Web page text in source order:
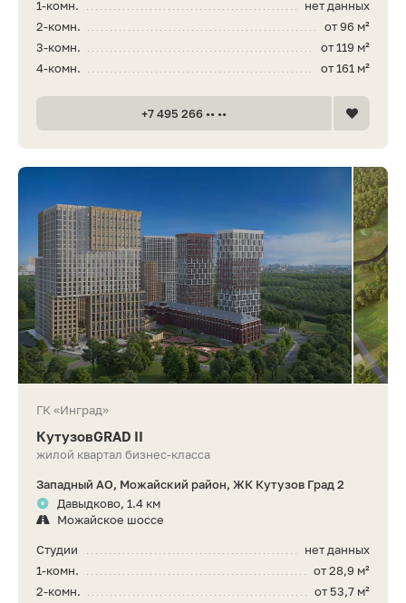
нет данных
1-комн.
от 96 м²
2-комн.
от 119 м²
3-комн.
от 161 м²
4-комн.
+7 495 266 •• ••
ГК «Инград»
КутузовGRAD II
жилой квартал бизнес-класса
Западный АО, Можайский район, ЖК Кутузов Град 2
Давыдково, 1.4 км
Можайское шоссе
нет данных
Студии
от 28,9 м²
1-комн.
от 53,7 м²
2-комн.